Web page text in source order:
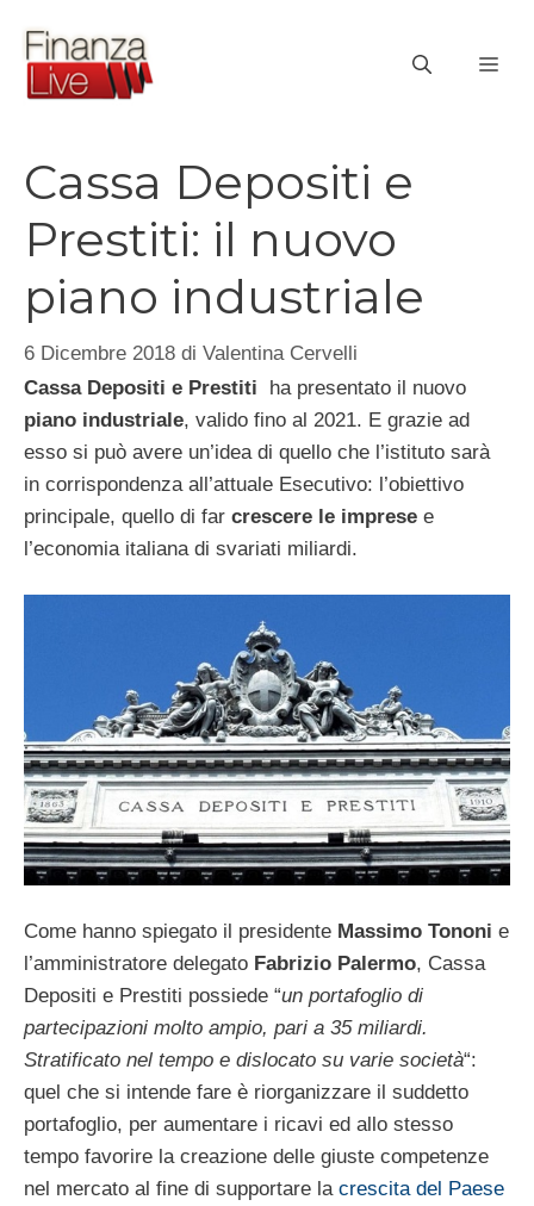
contenuto
Cassa Depositi e
Prestiti: il nuovo
piano industriale
6 Dicembre 2018 di Valentina Cervelli
Cassa Depositi e Prestiti
ha presentato il nuovo
piano industriale, valido fino al 2021. E grazie ad
esso si può avere un’idea di quello che l’istituto sarà
in corrispondenza all’attuale Esecutivo: l’obiettivo
principale, quello di far crescere le imprese e
l’economia italiana di svariati miliardi.
Come hanno spiegato il presidente Massimo Tononi e
l’amministratore delegato Fabrizio Palermo, Cassa
Depositi e Prestiti possiede “un portafoglio di
partecipazioni molto ampio, pari a 35 miliardi.
Stratificato nel tempo e dislocato su varie società“:
quel che si intende fare è riorganizzare il suddetto
portafoglio, per aumentare i ricavi ed allo stesso
tempo favorire la creazione delle giuste competenze
nel mercato al fine di supportare la crescita del Paese